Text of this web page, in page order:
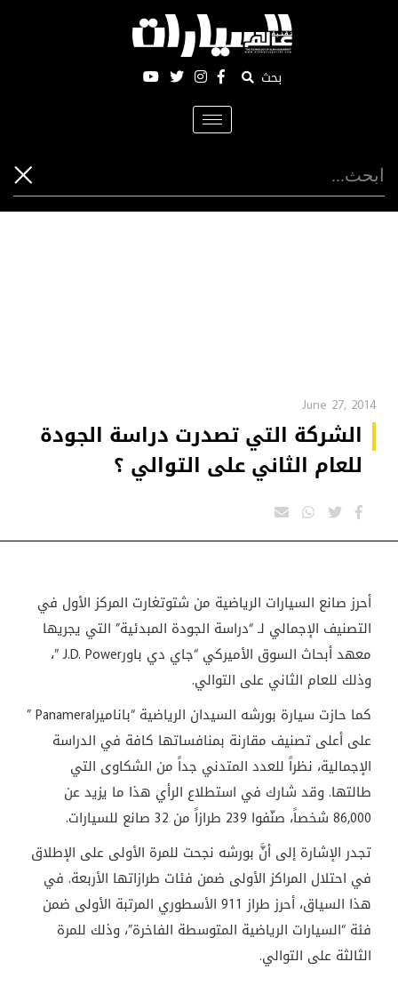
بحث
Toggle
navigation
June 27, 2014
الشركة التي تصدرت دراسة الجودة
للعام الثاني على التوالي ؟
أحرز صانع السيارات الرياضية من شتوتغارت المركز الأول في
التصنيف الإجمالي لـ “دراسة الجودة المبدئية” التي يجريها
معهد أبحاث السوق الأميركي “جاي دي باور” J.D. Power،
وذلك للعام الثاني على التوالي.
كما حازت سيارة بورشه السيدان الرياضية “باناميرا” Panamera
على أعلى تصنيف مقارنة بمنافساتها كافة في الدراسة
الإجمالية، نظراً للعدد المتدني جداً من الشكاوى التي
طالتها. وقد شارك في استطلاع الرأي هذا ما يزيد عن
86,000 شخصاً، صنّفوا 239 طرازاً من 32 صانع للسيارات
.
تجدر الإشارة إلى أنَّ بورشه نجحت للمرة الأولى على الإطلاق
في احتلال المراكز الأولى ضمن فئات طرازاتها الأربعة. في
هذا السياق، أحرز طراز 911 الأسطوري المرتبة الأولى ضمن
فئة “السيارات الرياضية المتوسطة الفاخرة”، وذلك للمرة
الثالثة على التوالي.